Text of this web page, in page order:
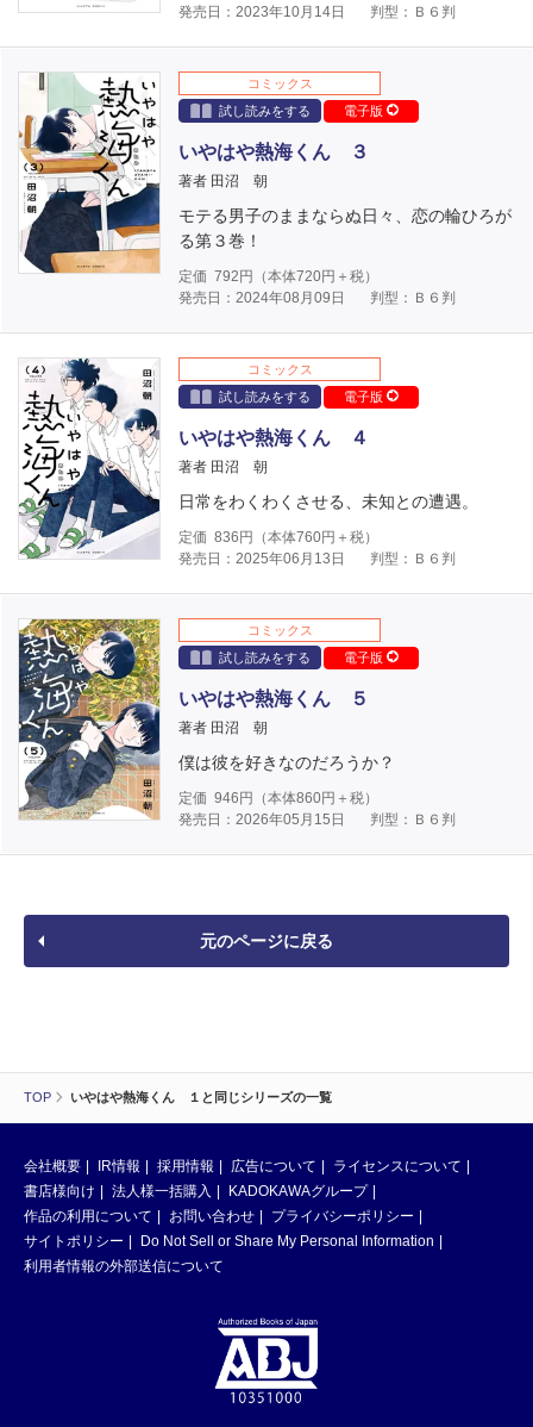
TOP いやはや熱海くん １と同じシリーズの一覧
発売日：2023年10月14日
判型：Ｂ６判
コミックス
試し読みをする
電子版
いやはや熱海くん ３
著者 田沼 朝
モテる男子のままならぬ日々、恋の輪ひろが
る第３巻！
定価 792 円（本体720円＋税）
発売日：2024年08月09日
判型：Ｂ６判
コミックス
試し読みをする
電子版
いやはや熱海くん ４
著者 田沼 朝
日常をわくわくさせる、未知との遭遇。
定価 836 円（本体760円＋税）
発売日：2025年06月13日
判型：Ｂ６判
コミックス
試し読みをする
電子版
いやはや熱海くん ５
著者 田沼 朝
僕は彼を好きなのだろうか？
定価 946 円（本体860円＋税）
発売日：2026年05月15日
判型：Ｂ６判
元のページに戻る
会社概要 IR情報 採用情報 広告について
ライセンスについて
書店様向け
法人様一括購入
KADOKAWAグループ
作品の利用について
お問い合わせ
プライバシーポリシー
サイトポリシー
Do Not Sell or Share My Personal Information
利用者情報の外部送信について